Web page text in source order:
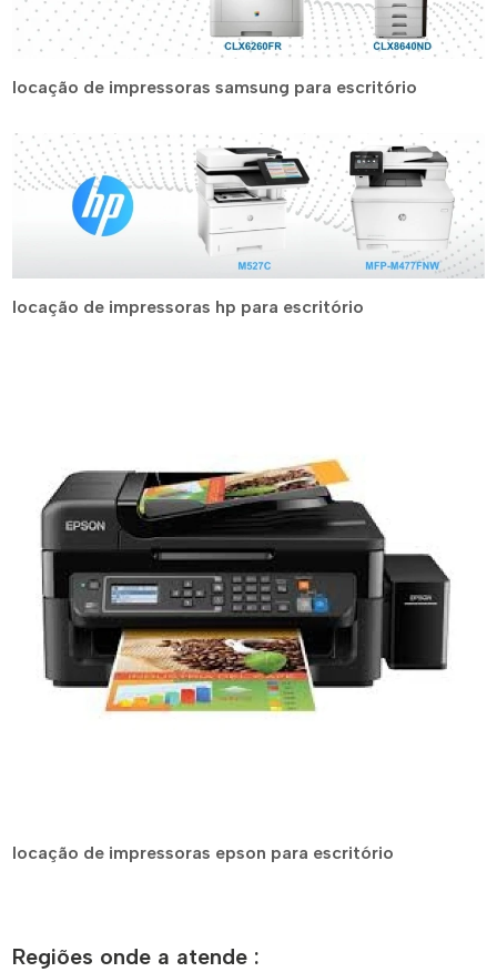
locação de impressoras samsung para escritório
locação de impressoras hp para escritório
locação de impressoras epson para escritório
Regiões onde a atende :